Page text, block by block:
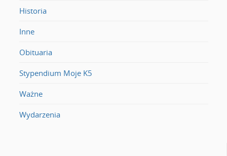
Historia
Inne
Obituaria
Stypendium Moje K5
Ważne
Wydarzenia